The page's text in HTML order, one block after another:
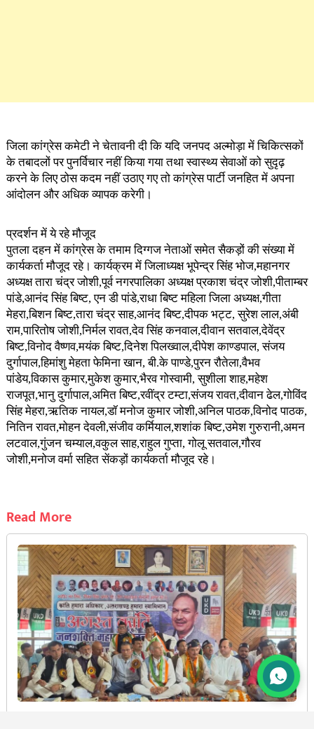
जिला कांग्रेस कमेटी ने चेतावनी दी कि यदि जनपद अल्मोड़ा में चिकित्सकों
के तबादलों पर पुनर्विचार नहीं किया गया तथा स्वास्थ्य सेवाओं को सुदृढ़
करने के लिए ठोस कदम नहीं उठाए गए तो कांग्रेस पार्टी जनहित में अपना
आंदोलन और अधिक व्यापक करेगी।
प्रदर्शन में ये रहे मौजूद
पुतला दहन में कांग्रेस के तमाम दिग्गज नेताओं समेत सैकड़ों की संख्या में
कार्यकर्ता मौजूद रहे। कार्यक्रम में जिलाध्यक्ष भूपेन्द्र सिंह भोज,महानगर
अध्यक्ष तारा चंद्र जोशी,पूर्व नगरपालिका अध्यक्ष प्रकाश चंद्र जोशी,पीताम्बर
पांडे,आनंद सिंह बिष्ट, एन डी पांडे,राधा बिष्ट महिला जिला अध्यक्ष,गीता
मेहरा,बिशन बिष्ट,तारा चंद्र साह,आनंद बिष्ट,दीपक भट्ट, सुरेश लाल,अंबी
राम,पारितोष जोशी,निर्मल रावत,देव सिंह कनवाल,दीवान सतवाल,देवेंद्र
बिष्ट,विनोद वैष्णव,मयंक बिष्ट,दिनेश पिलख्वाल,दीपेश काण्डपाल, संजय
दुर्गापाल,हिमांशु मेहता फेमिना खान, बी.के पाण्डे,पुरन रौतेला,वैभव
पांडेय,विकास कुमार,मुकेश कुमार,भैरव गोस्वामी, सुशीला शाह,महेश
राजपूत,भानु दुर्गापाल,अमित बिष्ट,रवींद्र टम्टा,संजय रावत,दीवान ढेल,गोविंद
सिंह मेहरा,ऋतिक नायल,डॉ मनोज कुमार जोशी,अनिल पाठक,विनोद पाठक,
नितिन रावत,मोहन देवली,संजीव कर्मियाल,शशांक बिष्ट,उमेश गुरुरानी,अमन
लटवाल,गुंजन चम्याल,वकुल साह,राहुल गुप्ता, गोलू सतवाल,गौरव
जोशी,मनोज वर्मा सहित सेंकड़ों कार्यकर्ता मौजूद रहे।
Read More